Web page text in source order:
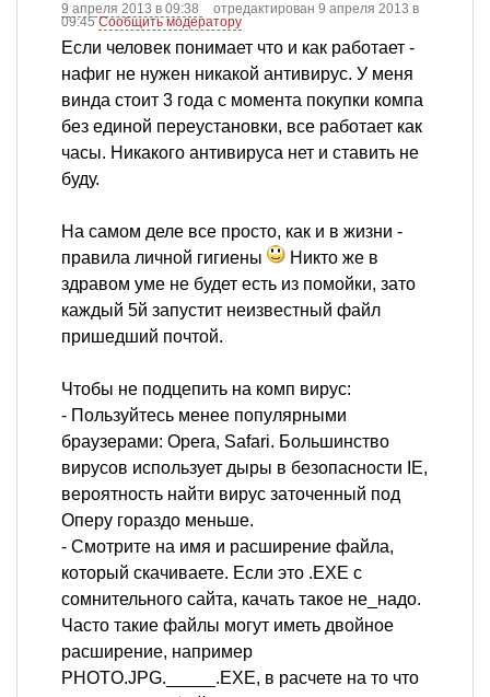
9 апреля 2013 в 09:38
отредактирован 9 апреля 2013 в
09:45Сообщить модератору
Если человек понимает что и как работает -
нафиг не нужен никакой антивирус. У меня
винда стоит 3 года с момента покупки компа
без единой переустановки, все работает как
часы. Никакого антивируса нет и ставить не
буду.
На самом деле все просто, как и в жизни -
правила личной гигиены
Никто же в
здравом уме не будет есть из помойки, зато
каждый 5й запустит неизвестный файл
пришедший почтой.
Чтобы не подцепить на комп вирус:
- Пользуйтесь менее популярными
браузерами: Opera, Safari. Большинство
вирусов использует дыры в безопасности IE,
вероятность найти вирус заточенный под
Оперу гораздо меньше.
- Смотрите на имя и расширение файла,
который скачиваете. Если это .EXE с
сомнительного сайта, качать такое не_надо.
Часто такие файлы могут иметь двойное
расширение, например
PHOTO.JPG._____.EXE, в расчете на то что